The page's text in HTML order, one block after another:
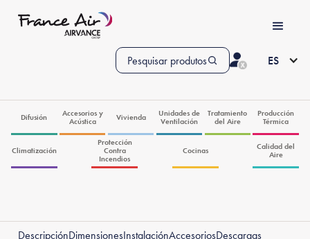
Pesquisar produtos ES
Difusión
Accesorios y
Acústica
Vivienda
Unidades de
Ventilación
Tratamiento
del Aire
Producción
Térmica
Climatización
Protección
Contra
Incendios
Cocinas
Calidad del
Aire
DescripciónDimensionesInstalaciónAccesoriosDescargas